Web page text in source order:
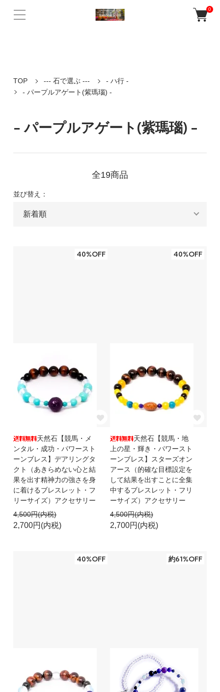
バリ島ウブドの老舗人気店Rainbow Spiritの公式ネットショップ。 天然
石パワーストーンや誕生石を使ったアクセサリー、 癒しの音色が響く
0
TOP --- 石で選ぶ ---
- ハ行 -
- パープルアゲート(紫瑪瑙) -
- パープルアゲート(紫瑪瑙) -
全19商品
並び替え：
40%OFF
天然石【競馬・メ
ンタル・成功・パワースト
ーンブレス】デアリングタ
クト（あきらめない心と結
果を出す精神力の強さを身
に着けるブレスレット・フ
リーサイズ）アクセサリー
4,500円(内税)
2,700円(内税)
40%OFF
天然石【競馬・地
上の星・輝き・パワースト
ーンブレス】スターズオン
アース（的確な目標設定を
して結果を出すことに全集
中するブレスレット・フリ
ーサイズ）アクセサリー
4,500円(内税)
2,700円(内税)
40%OFF 約61%OFF